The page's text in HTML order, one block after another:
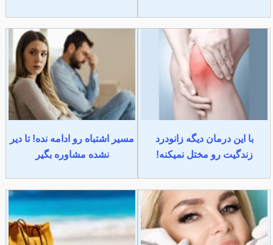
با این درمان دیگه زانودرد
زندگیت رو مختل نمیکنه!
مسیر اشتباه رو ادامه نده! تا دیر
نشده مشاوره بگیر